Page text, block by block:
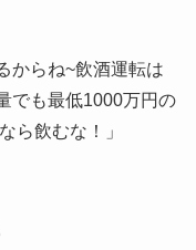
からね~飲酒運転は
でも最低1000万円の
ら飲むな！」